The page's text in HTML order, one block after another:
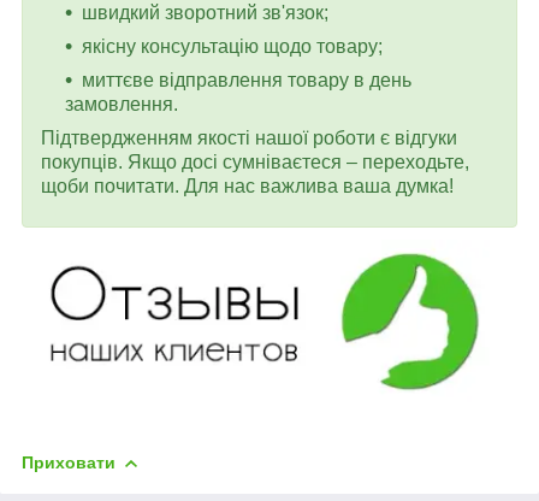
швидкий зворотний зв'язок;
якісну консультацію щодо товару;
миттєве відправлення товару в день
замовлення.
Підтвердженням якості нашої роботи є відгуки
покупців. Якщо досі сумніваєтеся – переходьте,
щоби почитати. Для нас важлива ваша думка!
Приховати